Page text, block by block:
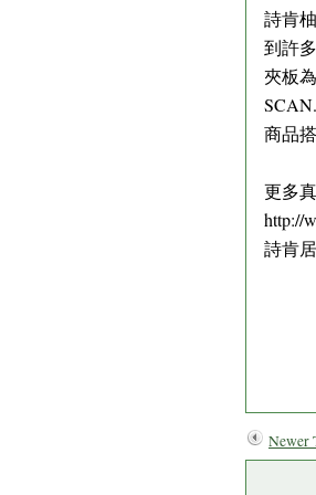
詩肯
到許
夾板
商品
更多
http://
詩肯
Newer